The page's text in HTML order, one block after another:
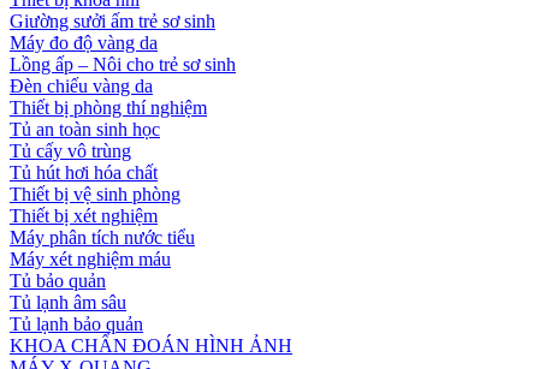
Giường sưởi ấm trẻ sơ sinh
Máy đo độ vàng da
Lồng ấp – Nôi cho trẻ sơ sinh
Đèn chiếu vàng da
Thiết bị phòng thí nghiệm
Tủ an toàn sinh học
Tủ cấy vô trùng
Tủ hút hơi hóa chất
Thiết bị vệ sinh phòng
Thiết bị xét nghiệm
Máy phân tích nước tiểu
Máy xét nghiệm máu
Tủ bảo quản
Tủ lạnh âm sâu
Tủ lạnh bảo quản
KHOA CHẨN ĐOÁN HÌNH ẢNH